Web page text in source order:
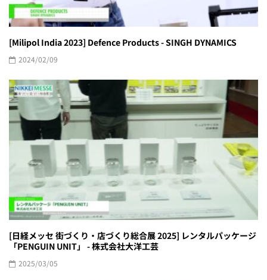
[Milipol India 2023] Defence Products - SINGH DYNAMICS
2024/02/09
[日経メッセ 街づくり・店づくり総合展 2025] レンタルパッケージ
「PENGUIN UNIT」 - 株式会社大洋工芸
2025/03/05